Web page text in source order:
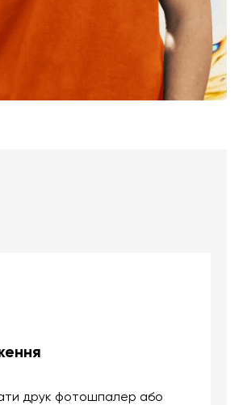
друк фотошпалер або